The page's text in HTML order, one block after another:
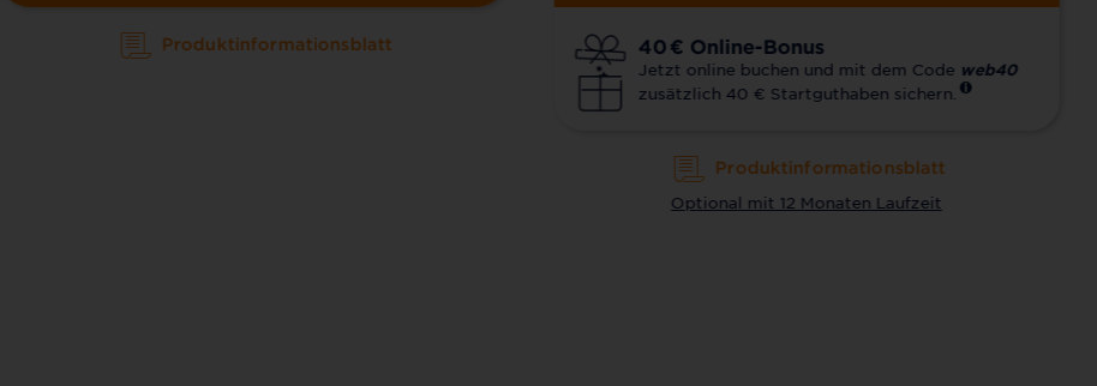
40 € Online-Bonus
Jetzt online buchen und mit dem Code web40
zusätzlich 40 € Startguthaben sichern.
Produktinformationsblatt
Optional mit 12 Monaten Laufzeit
Produktinformationsblatt